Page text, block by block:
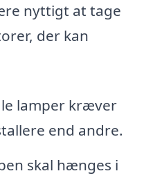
nyttigt at tage
der kan
lamper kræver
end andre.
skal hænges i